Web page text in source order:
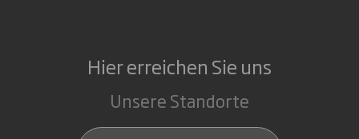
Hier erreichen Sie uns
Unsere Standorte